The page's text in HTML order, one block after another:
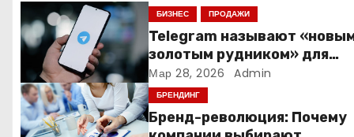
я
п
о
з
БИЗНЕС ПРОДАЖИ
Telegram называют
золотым рудником» для
креаторов: как блогеры
создают онлайн-бизнес
Мар 28, 2026 Admin
БРЕНДИНГ
Бренд-революция: Почему